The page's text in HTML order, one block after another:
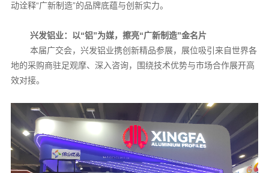
动诠释“广新制造”的品牌底蕴与创新实力。
兴发铝业：以“铝”为媒，擦亮“广新制造”金名片
本届广交会，兴发铝业携创新精品参展，展位吸引来自世界各
地的采购商驻足观摩、深入咨询，围绕技术优势与市场合作展开高
效对接。